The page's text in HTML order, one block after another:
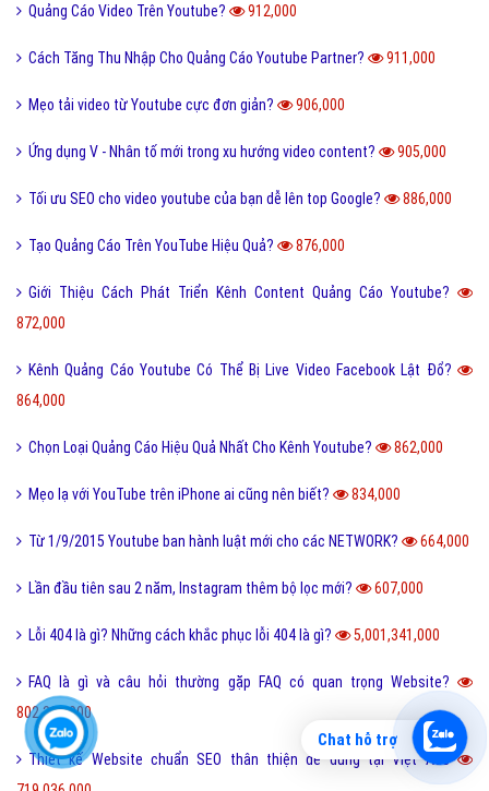
Quảng Cáo Video Trên Youtube? 912,000
Cách Tăng Thu Nhập Cho Quảng Cáo Youtube Partner? 911,000
Mẹo tải video từ Youtube cực đơn giản? 906,000
Ứng dụng V - Nhân tố mới trong xu hướng video content? 905,000
Tối ưu SEO cho video youtube của bạn dễ lên top Google? 886,000
Tạo Quảng Cáo Trên YouTube Hiệu Quả? 876,000
Giới Thiệu Cách Phát Triển Kênh Content Quảng Cáo Youtube?
872,000
Kênh Quảng Cáo Youtube Có Thể Bị Live Video Facebook Lật Đổ?
864,000
Chọn Loại Quảng Cáo Hiệu Quả Nhất Cho Kênh Youtube? 862,000
Mẹo lạ với YouTube trên iPhone ai cũng nên biết? 834,000
Từ 1/9/2015 Youtube ban hành luật mới cho các NETWORK? 664,000
Lần đầu tiên sau 2 năm, Instagram thêm bộ lọc mới? 607,000
Lỗi 404 là gì? Những cách khắc phục lỗi 404 là gì? 5,001,341,000
FAQ là gì và câu hỏi thường gặp FAQ có quan trọng Website?
802,302,000
Thiết kế Website chuẩn SEO thân thiện dễ dùng tại Việt Ads
Chat hỗ trợ